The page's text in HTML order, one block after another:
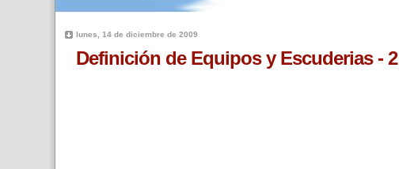
lunes, 14 de diciembre de 2009
Definición de Equipos y Escuderias - 2